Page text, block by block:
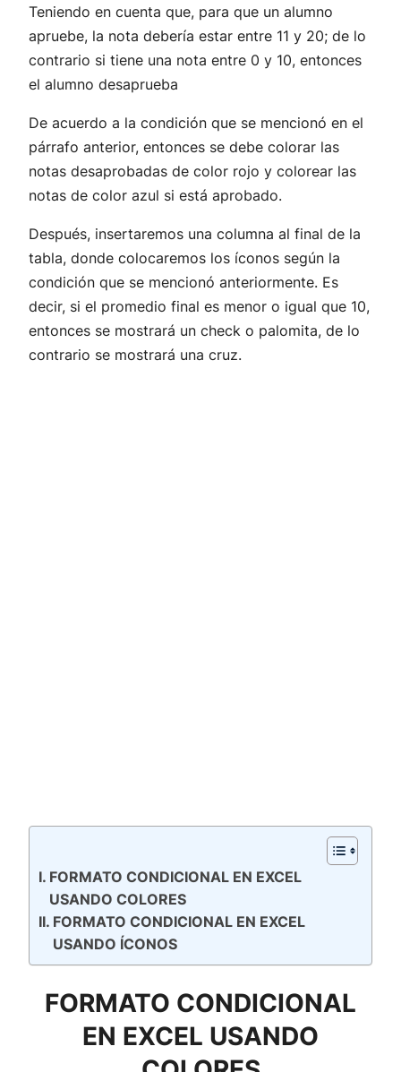
Teniendo en cuenta que, para que un alumno
apruebe, la nota debería estar entre 11 y 20; de lo
contrario si tiene una nota entre 0 y 10, entonces
el alumno desaprueba
De acuerdo a la condición que se mencionó en el
párrafo anterior, entonces se debe colorar las
notas desaprobadas de color rojo y colorear las
notas de color azul si está aprobado.
Después, insertaremos una columna al final de la
tabla, donde colocaremos los íconos según la
condición que se mencionó anteriormente. Es
decir, si el promedio final es menor o igual que 10,
entonces se mostrará un check o palomita, de lo
contrario se mostrará una cruz.
FORMATO CONDICIONAL EN EXCEL
USANDO COLORES
FORMATO CONDICIONAL EN EXCEL
USANDO ÍCONOS
FORMATO CONDICIONAL
EN EXCEL USANDO